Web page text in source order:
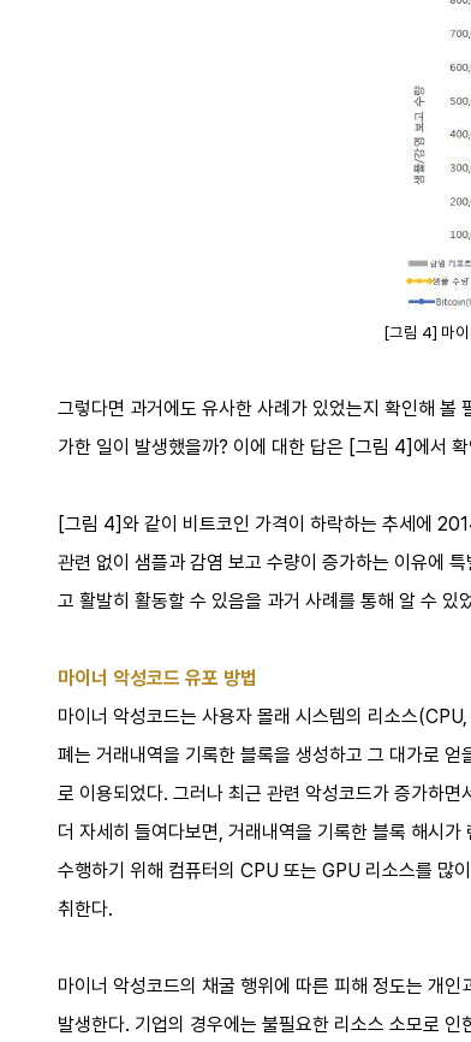
[그림 4] 마
그렇다면 과거에도 유사한 사례가 있었는지 확인해
가한 일이 발생했을까? 이에 대한 답은 [그림 4]에서
[그림 4]와 같이 비트코인 가격이 하락하는 추세에
관련 없이 샘플과 감염 보고 수량이 증가하는 이유에
고 활발히 활동할 수 있음을 과거 사례를 통해 알 수 있
마이너 악성코드 유포 방법
마이너 악성코드는 사용자 몰래 시스템의 리소스
폐는 거래내역을 기록한 블록을 생성하고 그 대가로
로 이용되었다. 그러나 최근 관련 악성코드가 증가하
더 자세히 들여다보면, 거래내역을 기록한 블록 해시
수행하기 위해 컴퓨터의 CPU 또는 GPU 리소스를 많
취한다.
마이너 악성코드의 채굴 행위에 따른 피해 정도는 개
발생한다. 기업의 경우에는 불필요한 리소스 소모로